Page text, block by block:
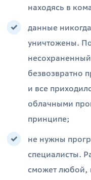
находясь в
данные
уничтожены.
безвозвратно
и все
облачными
принципе;
не нужны
специалисты.
сможет любой,